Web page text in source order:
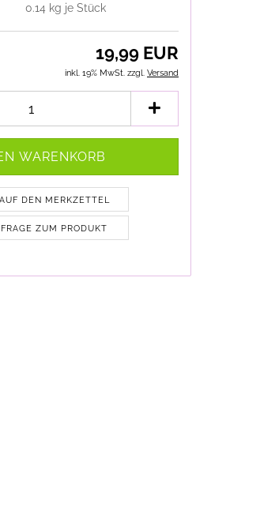
0.14 kg je Stück
19,99 EUR
inkl. 19% MwSt. zzgl. Versand
AUF DEN MERKZETTEL
FRAGE ZUM PRODUKT